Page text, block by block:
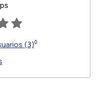
(3)◊